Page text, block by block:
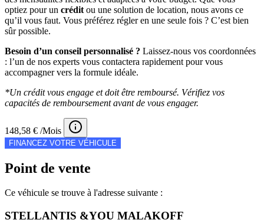
optiez pour un crédit ou une solution de location, nous avons ce
qu’il vous faut. Vous préférez régler en une seule fois ? C’est bien
sûr possible.
Besoin d’un conseil personnalisé ? Laissez-nous vos coordonnées
: l’un de nos experts vous contactera rapidement pour vous
accompagner vers la formule idéale.
*Un crédit vous engage et doit être remboursé. Vérifiez vos
capacités de remboursement avant de vous engager.
148,58 € /Mois
FINANCEZ VOTRE VÉHICULE
Point de vente
Ce véhicule se trouve à l'adresse suivante :
STELLANTIS &YOU MALAKOFF